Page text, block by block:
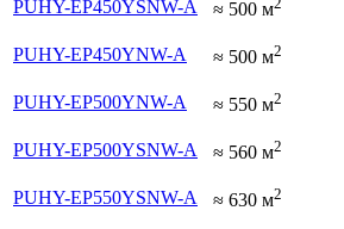
PUHY-EP450YSNW-A
≈ 500 м
PUHY-EP450YNW-A
≈ 500 м2
PUHY-EP500YNW-A
≈ 550 м2
PUHY-EP500YSNW-A
≈ 560 м2
PUHY-EP550YSNW-A
≈ 630 м2